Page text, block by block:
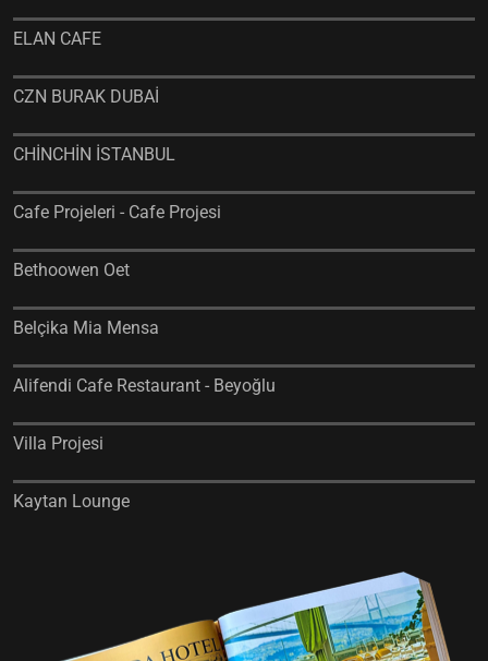
ELAN CAFE
CZN BURAK DUBAİ
CHİNCHİN İSTANBUL
Cafe Projeleri - Cafe Projesi
Bethoowen Oet
Belçika Mia Mensa
Alifendi Cafe Restaurant - Beyoğlu
Villa Projesi
Kaytan Lounge